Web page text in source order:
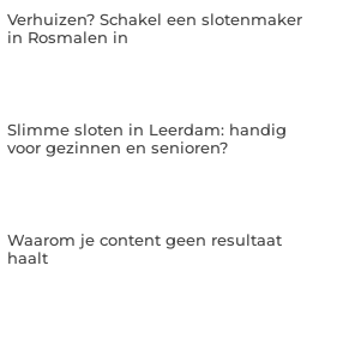
Verhuizen? Schakel een slotenmaker
in Rosmalen in
Slimme sloten in Leerdam: handig
voor gezinnen en senioren?
Waarom je content geen resultaat
haalt